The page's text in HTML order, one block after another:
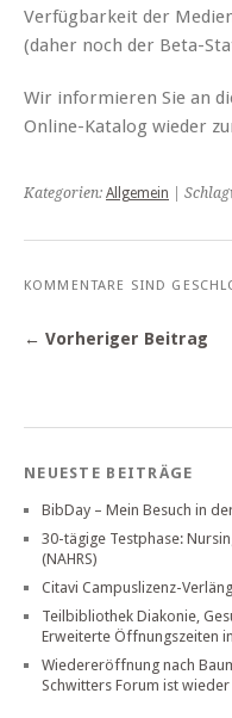
Verfügbarkeit der
(daher noch der Beta-
Wir informieren Sie an
Online-Katalog wieder
Kategorien: Allgemein |
KOMMENTARE SIND
← Vorheriger Beitrag
NEUESTE BEITRÄGE
BibDay – Mein Besuch in
30-tägige Testphase:
(NAHRS)
Citavi Campuslizenz-
Teilbibliothek Diakonie,
Erweiterte Öffnungszeiten
Wiedereröffnung nach
Schwitters Forum ist wieder